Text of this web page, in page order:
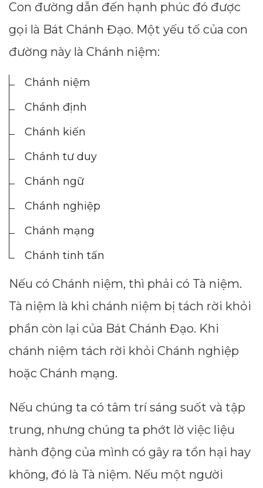
Con đường dẫn đến hạnh phúc đó được
gọi là Bát Chánh Đạo. Một yếu tố của con
đường này là Chánh niệm:
Chánh niệm
Chánh định
Chánh kiến
Chánh tư duy
Chánh ngữ
Chánh nghiệp
Chánh mạng
Chánh tinh tấn
Nếu có Chánh niệm, thì phải có Tà niệm.
Tà niệm là khi chánh niệm bị tách rời khỏi
phần còn lại của Bát Chánh Đạo. Khi
chánh niệm tách rời khỏi Chánh nghiệp
hoặc Chánh mạng.
Nếu chúng ta có tâm trí sáng suốt và tập
trung, nhưng chúng ta phớt lờ việc liệu
hành động của mình có gây ra tổn hại hay
không, đó là Tà niệm. Nếu một người
--